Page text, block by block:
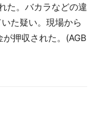
た。バカラなどの違
た疑い。現場から
押収された。(AGB